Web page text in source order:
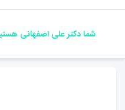
شما دکتر علی اصفهانی